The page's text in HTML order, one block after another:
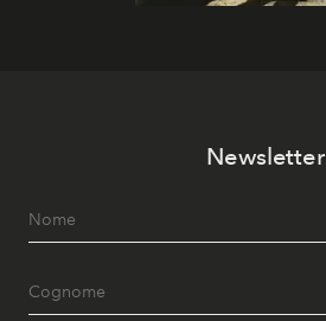
Newsletter